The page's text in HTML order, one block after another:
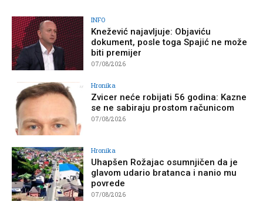
INFO
Knežević najavljuje: Objaviću
dokument, posle toga Spajić ne može
biti premijer
07/08/2026
Hronika
Zvicer neće robijati 56 godina: Kazne
se ne sabiraju prostom računicom
07/08/2026
Hronika
Uhapšen Rožajac osumnjičen da je
glavom udario bratanca i nanio mu
povrede
07/08/2026